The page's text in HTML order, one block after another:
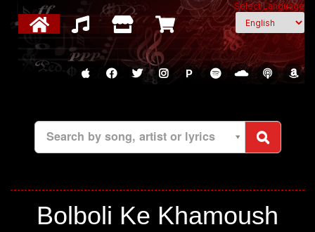
Select Language
P
Search by song, artist or lyrics
Bolboli Ke Khamoush